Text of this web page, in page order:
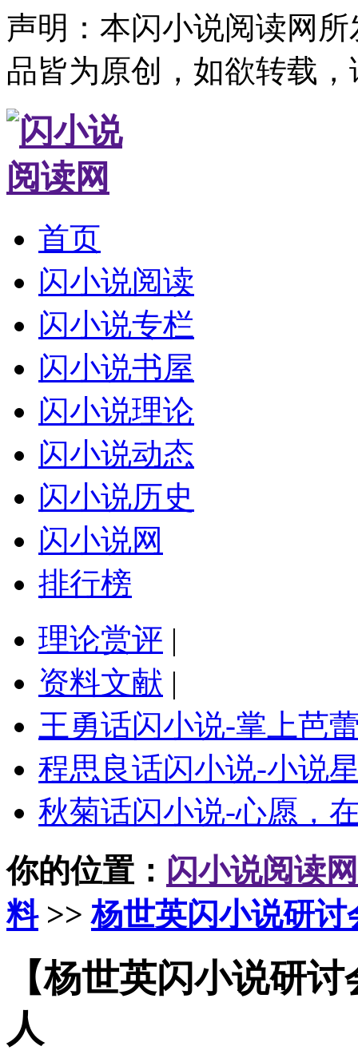
声明：本闪小说阅读网
品皆为原创，如欲转载
首页
闪小说阅读
闪小说专栏
闪小说书屋
闪小说理论
闪小说动态
闪小说历史
闪小说网
排行榜
理论赏评 |
资料文献 |
王勇话闪小说-掌上芭
程思良话闪小说-小说
秋菊话闪小说-心愿，
你的位置： 闪小说阅读网
料>>杨世英闪小说研讨
【杨世英闪小说研
人